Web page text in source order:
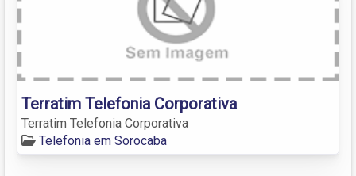
Terratim Telefonia Corporativa
Terratim Telefonia Corporativa
Telefonia em Sorocaba